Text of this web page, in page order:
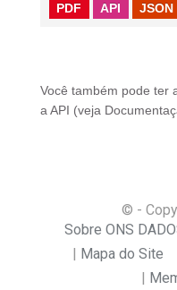
PDF API JSON
Você também pode ter
a API (veja
© -
Sobre ONS
Mapa do Site